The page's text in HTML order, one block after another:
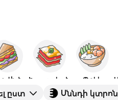
Իտալական Պոկե
ըստ Սննդի կտրոն